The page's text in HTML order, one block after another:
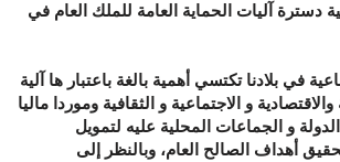
دسترة آليات الحماية العامة للملك العام في
في بلادنا تكتسي أهمية بالغة باعتبار ها آلية
و الاجتماعية و الثقافية وموردا ماليا
و الجماعات المحلية عليه لتمويل
أهداف الصالح العام، وبالنظر إلى